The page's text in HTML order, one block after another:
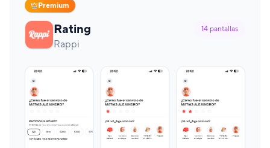
Premium
Rating
Rappi
14 pantallas